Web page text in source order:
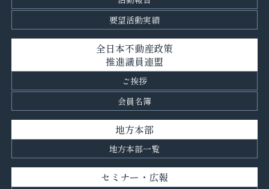
要望活動実績
全日本不動産政策
推進議員連盟
ご挨拶
会員名簿
地方本部
地方本部一覧
セミナー・広報